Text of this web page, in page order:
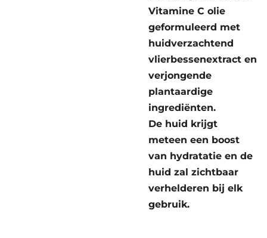
Vitamine C olie
geformuleerd met
huidverzachtend
vlierbessenextract en
verjongende
plantaardige
ingrediënten.
De huid krijgt
meteen een boost
van hydratatie en de
huid zal zichtbaar
verhelderen bij elk
gebruik.